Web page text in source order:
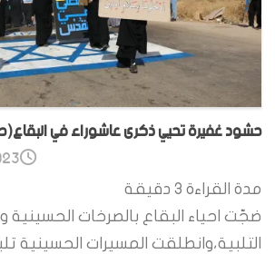
حشود غفيرة تحيي ذكرى عاشوراء في
مدة القراءة 3 دقيقة
ضجّت احياء البقاع بالصرخات الحسينية
التلبية،وانطلقت المسيرات الحسينية